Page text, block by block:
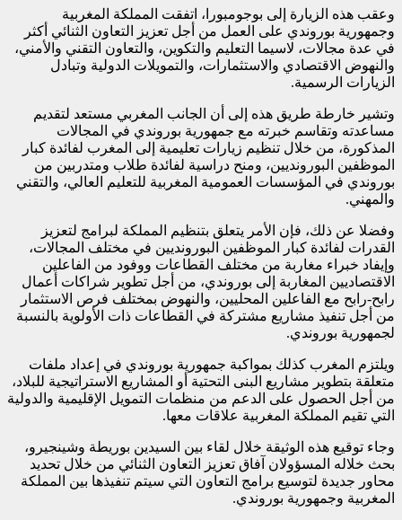
وعقب هذه الزيارة إلى بوجومبورا، اتفقت المملكة المغربية
وجمهورية بوروندي على العمل من أجل تعزيز التعاون الثنائي أكثر
في عدة مجالات، لاسيما التعليم والتكوين، والتعاون التقني والأمني​​،
والنهوض الاقتصادي والاستثمارات، والتمويلات الدولية وتبادل
الزيارات الرسمية.
وتشير خارطة طريق هذه إلى أن الجانب المغربي مستعد لتقديم
مساعدته وتقاسم خبرته مع جمهورية بوروندي في المجالات
المذكورة، من خلال تنظيم زيارات تعليمية إلى المغرب لفائدة كبار
الموظفين البورونديين، ومنح دراسية لفائدة طلاب ومتدربين من
بوروندي في المؤسسات العمومية المغربية للتعليم العالي، والتقني
والمهني.
وفضلا عن ذلك، فإن الأمر يتعلق بتنظيم المملكة لبرامج لتعزيز
القدرات لفائدة كبار الموظفين البورونديين في مختلف المجالات،
وإيفاد خبراء مغاربة من مختلف القطاعات ووفود من الفاعلين
الاقتصاديين المغاربة إلى بوروندي، من أجل تطوير شراكات أعمال
رابح-رابح مع الفاعلين المحليين، والنهوض بمختلف فرص الاستثمار
من أجل تنفيذ مشاريع مشتركة في القطاعات ذات الأولوية بالنسبة
لجمهورية بوروندي.
ويلتزم المغرب كذلك بمواكبة جمهورية بوروندي في إعداد ملفات
متعلقة بتطوير مشاريع البنى التحتية أو المشاريع الاستراتيجية للبلاد،
من أجل الحصول على الدعم من منظمات التمويل الإقليمية والدولية
التي تقيم المملكة المغربية علاقات معها.
وجاء توقيع هذه الوثيقة خلال لقاء بين السيدين بوريطة وشينجيرو،
بحث خلاله المسؤولان آفاق تعزيز التعاون الثنائي من خلال تحديد
محاور جديدة لتوسيع برامج التعاون التي سيتم تنفيذها بين المملكة
المغربية وجمهورية بوروندي.